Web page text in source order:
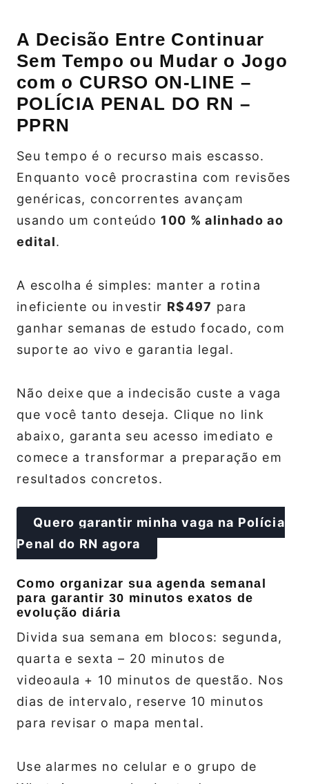
A Decisão Entre Continuar
Sem Tempo ou Mudar o Jogo
com o CURSO ON-LINE –
POLÍCIA PENAL DO RN –
PPRN
Seu tempo é o recurso mais escasso.
Enquanto você procrastina com revisões
genéricas, concorrentes avançam
usando um conteúdo 100 % alinhado ao
edital.
A escolha é simples: manter a rotina
ineficiente ou investir R$497 para
ganhar semanas de estudo focado, com
suporte ao vivo e garantia legal.
Não deixe que a indecisão custe a vaga
que você tanto deseja. Clique no link
abaixo, garanta seu acesso imediato e
comece a transformar a preparação em
resultados concretos.
Quero garantir minha vaga na Polícia
Penal do RN agora
Como organizar sua agenda semanal
para garantir 30 minutos exatos de
evolução diária
Divida sua semana em blocos: segunda,
quarta e sexta – 20 minutos de
videoaula + 10 minutos de questão. Nos
dias de intervalo, reserve 10 minutos
para revisar o mapa mental.
Use alarmes no celular e o grupo de